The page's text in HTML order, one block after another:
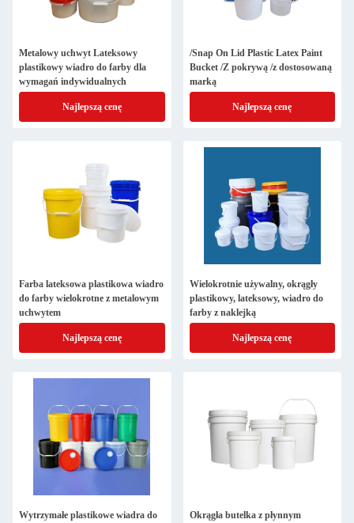
Metalowy uchwyt Lateksowy
plastikowy wiadro do farby dla
wymagań indywidualnych
Najlepszą cenę
/Snap On Lid Plastic Latex Paint
Bucket /Z pokrywą /z dostosowaną
marką
Najlepszą cenę
Farba lateksowa plastikowa wiadro
do farby wielokrotne z metalowym
uchwytem
Najlepszą cenę
Wielokrotnie używalny, okrągły
plastikowy, lateksowy, wiadro do
farby z naklejką
Najlepszą cenę
Wytrzymałe plastikowe wiadra do
Okrągła butelka z płynnym